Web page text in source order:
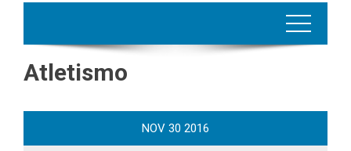
Atletismo
NOV 30 2016